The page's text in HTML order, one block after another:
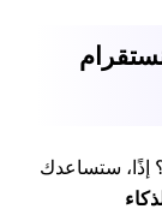
إذًا، ستساعدك